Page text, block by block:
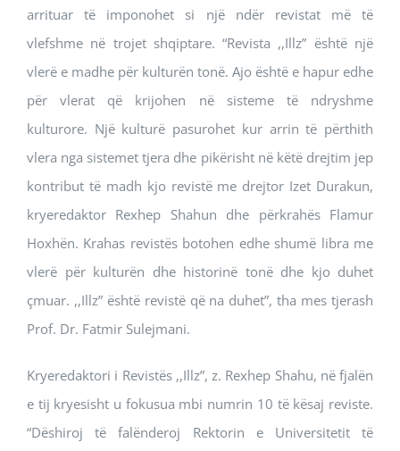
arrituar të imponohet si një ndër revistat më të
vlefshme në trojet shqiptare. “Revista ,,Illz” është një
vlerë e madhe për kulturën tonë. Ajo është e hapur edhe
për vlerat që krijohen në sisteme të ndryshme
kulturore. Një kulturë pasurohet kur arrin të përthith
vlera nga sistemet tjera dhe pikërisht në këtë drejtim jep
kontribut të madh kjo revistë me drejtor Izet Durakun,
kryeredaktor Rexhep Shahun dhe përkrahës Flamur
Hoxhën. Krahas revistës botohen edhe shumë libra me
vlerë për kulturën dhe historinë tonë dhe kjo duhet
çmuar. ,,Illz” është revistë që na duhet”, tha mes tjerash
Prof. Dr. Fatmir Sulejmani.
Kryeredaktori i Revistës ,,Illz”, z. Rexhep Shahu, në fjalën
e tij kryesisht u fokusua mbi numrin 10 të kësaj reviste.
“Dëshiroj të falënderoj Rektorin e Universitetit të